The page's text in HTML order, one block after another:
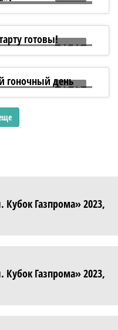
линейный
06:06
готовы!
05:13
день
Газпрома» 2023,
Газпрома» 2023,